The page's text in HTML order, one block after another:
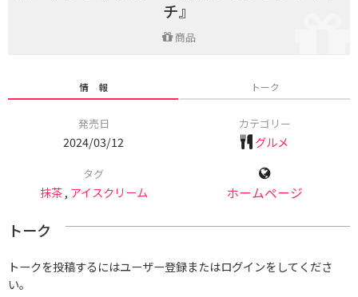
チ』
商品
情 報 トーク
発売日
2024/03/12
カテゴリー
グルメ
タグ
抹茶, アイスクリーム ホームページ
トーク
トークを投稿するにはユーザー登録またはログインをしてくださ
い。